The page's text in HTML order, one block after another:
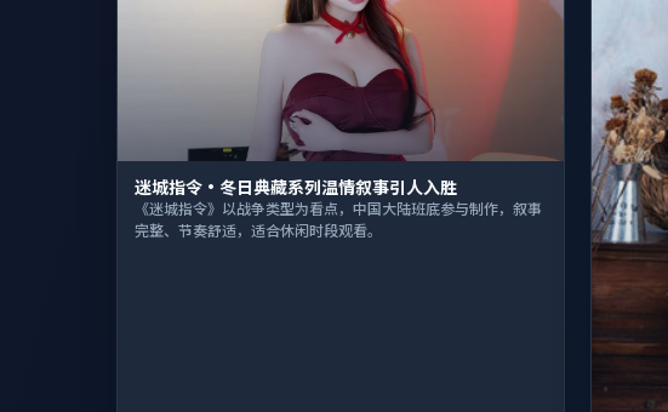
迷城指令·冬日典藏系列温情叙事引人入胜
《迷城指令》以战争类型为看点，中国大陆班底参与制作，叙事
完整、节奏舒适，适合休闲时段观看。